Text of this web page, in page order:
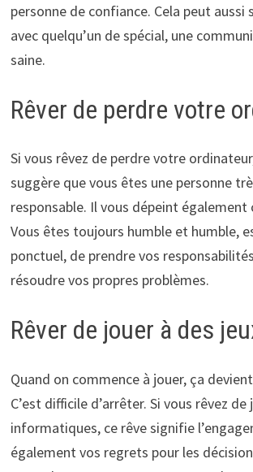
personne de confiance. Cela peut aussi
avec quelqu’un de spécial, une
saine.
Rêver de perdre votre
Si vous rêvez de perdre votre
suggère que vous êtes une personne
responsable. Il vous dépeint également
Vous êtes toujours humble et humble,
ponctuel, de prendre vos
résoudre vos propres problèmes.
Rêver de jouer à des
Quand on commence à jouer, ça
C’est difficile d’arrêter. Si vous rêvez
informatiques, ce rêve signifie
également vos regrets pour les